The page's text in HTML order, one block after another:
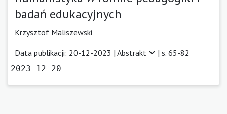
badań edukacyjnych
Krzysztof Maliszewski
Data publikacji: 20-12-2023 | Abstrakt | s. 65-82
2023-12-20